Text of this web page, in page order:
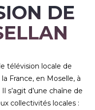
DE
télévision locale de
France, en Moselle, à
s’agit d’une chaîne de
collectivités locales :